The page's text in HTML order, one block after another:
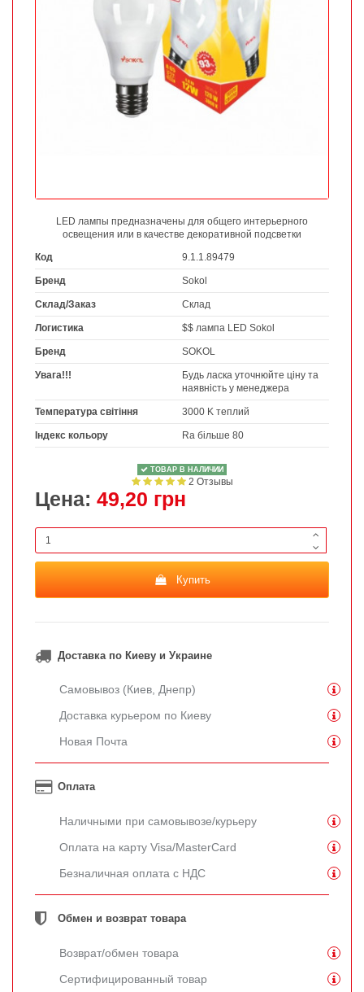
LED лампы предназначены для общего интерьерного
освещения или в качестве декоративной подсветки
Код
9.1.1.89479
Бренд Sokol
Склад/Заказ Склад
Логистика $$ лампа LED Sokol
Бренд SOKOL
Увага!!!
Будь ласка уточнюйте ціну та
наявність у менеджера
Температура світіння 3000 K теплий
Індекс кольору Ra більше 80
ТОВАР В НАЛИЧИИ
2 Отзывы
Цена: 49,20 грн
Купить
Доставка по Киеву и Украине
Самовывоз (Киев, Днепр)
Доставка курьером по Киеву
Новая Почта
Оплата
Наличными при самовывозе/курьеру
Оплата на карту Visa/MasterCard
Безналичная оплата с НДС
Обмен и возврат товара
Возврат/обмен товара
Сертифицированный товар